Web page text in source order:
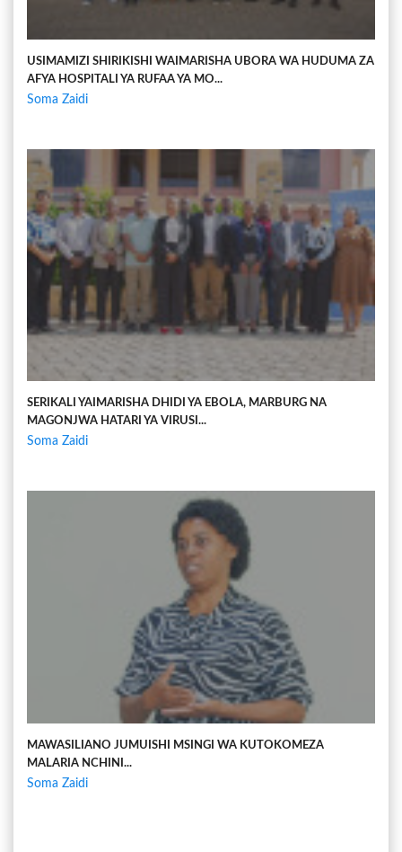
USIMAMIZI SHIRIKISHI WAIMARISHA UBORA WA HUDUMA ZA
AFYA HOSPITALI YA RUFAA YA MO...
Soma Zaidi
SERIKALI YAIMARISHA DHIDI YA EBOLA, MARBURG NA
MAGONJWA HATARI YA VIRUSI...
Soma Zaidi
MAWASILIANO JUMUISHI MSINGI WA KUTOKOMEZA
MALARIA NCHINI...
Soma Zaidi